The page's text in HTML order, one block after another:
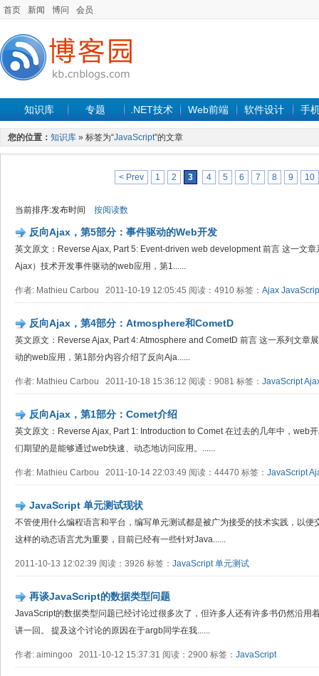
首页 新闻 博问 会员
知识库 专题 .NET技术 Web前端 软件设计 手
您的位置： 知识库 » 标签为“JavaScript”的文章
< Prev 1 2 3 4 5 6 7 8 9 10
当前排序:发布时间 按阅读数
反向Ajax，第5部分：事件驱动的Web开发
英文原文：Reverse Ajax, Part 5: Event-driven web development 前言 这一文
Ajax）技术开发事件驱动的web应用，第1......
作者: Mathieu Carbou 2011-10-19 12:05:45 阅读：4910 标签： Ajax
反向Ajax，第4部分：Atmosphere和CometD
英文原文：Reverse Ajax, Part 4: Atmosphere and CometD 前言 这一系列文章
动的web应用，第1部分内容介绍了反向Aja......
作者: Mathieu Carbou 2011-10-18 15:36:12 阅读：9081 标签： JavaScript
反向Ajax，第1部分：Comet介绍
英文原文：Reverse Ajax, Part 1: Introduction to Comet 在过去的几年中，web
们期望的是能够通过web快速、动态地访问应用。......
作者: Mathieu Carbou 2011-10-14 22:03:49 阅读：44470 标签： JavaScript
JavaScript 单元测试现状
不管使用什么编程语言和平台，编写单元测试都是被广为接受的技术实践，以
这样的动态语言尤为重要，目前已经有一些针对Java......
2011-10-13 12:02:39 阅读：3926 标签： JavaScript 单元测试
再谈JavaScript的数据类型问题
JavaScript的数据类型问题已经讨论过很多次了，但许多人还有许多书仍然沿用
讲一回。 提及这个讨论的原因在于argb同学在我......
作者: aimingoo 2011-10-12 15:37:31 阅读：2900 标签： JavaScript